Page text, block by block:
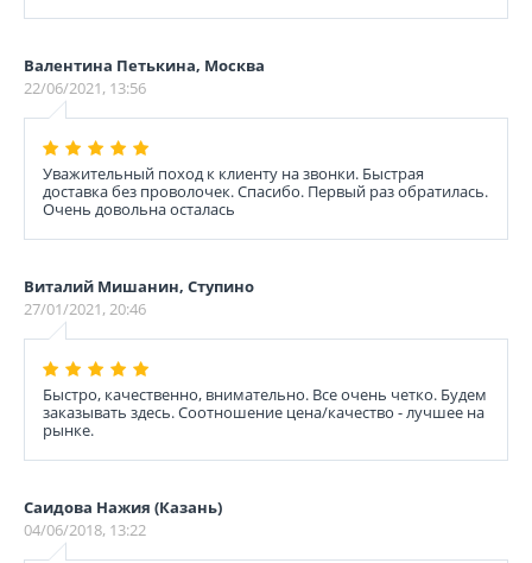
Валентина Петькина, Москва
22/06/2021, 13:56
Уважительный поход к клиенту на звонки. Быстрая
доставка без проволочек. Спасибо. Первый раз обратилась.
Очень довольна осталась
Виталий Мишанин, Ступино
27/01/2021, 20:46
Быстро, качественно, внимательно. Все очень четко. Будем
заказывать здесь. Соотношение цена/качество - лучшее на
рынке.
Саидова Нажия (Казань)
04/06/2018, 13:22